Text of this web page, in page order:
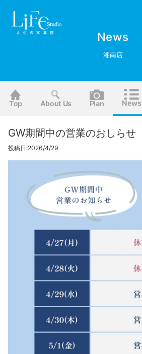
News
湘南店
Top About Us Plan News
GW期間中の営業のおしらせ
投稿日:2026/4/29